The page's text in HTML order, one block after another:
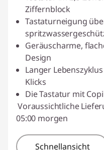
Ziffernblock
Tastaturneigung
Geräuscharme,
Design
Langer
Klicks
Die Tastatur mit
Voraussichtliche
05:00 morgen
Schnellansicht